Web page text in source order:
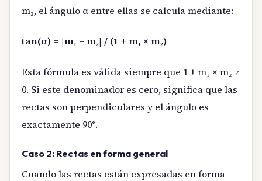
m₂, el ángulo α entre ellas se calcula mediante:
tan(α) = |m₁ – m₂| / (1 + m₁ × m₂)
Esta fórmula es válida siempre que 1 + m₁ × m₂ ≠
0. Si este denominador es cero, significa que las
rectas son perpendiculares y el ángulo es
exactamente 90°.
Caso 2: Rectas en forma general
Cuando las rectas están expresadas en forma